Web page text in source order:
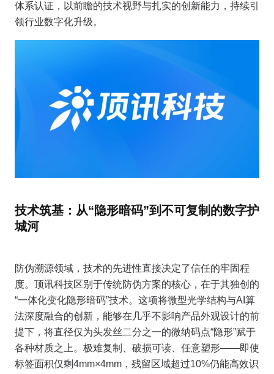
体系认证，以前瞻的技术视野与扎实的创新能力，持续引
领行业数字化升级。
技术筑基：从“隐形暗码”到不可复制的数字护
城河
防伪溯源领域，技术的先进性直接决定了信任的牢固程
度。顶讯科技区别于传统防伪方案的核心，在于其独创的
“一体化变化隐形暗码”技术。这项将微型光学结构与AI算
法深度融合的创新，能够在几乎不影响产品外观设计的前
提下，将直径仅为头发丝二分之一的微纳码点“隐形”赋于
各种材质之上。极难复制、破损可读、任意塑形——即使
标签面积仅剩4mm×4mm，残留区域超过10%仍能高效识